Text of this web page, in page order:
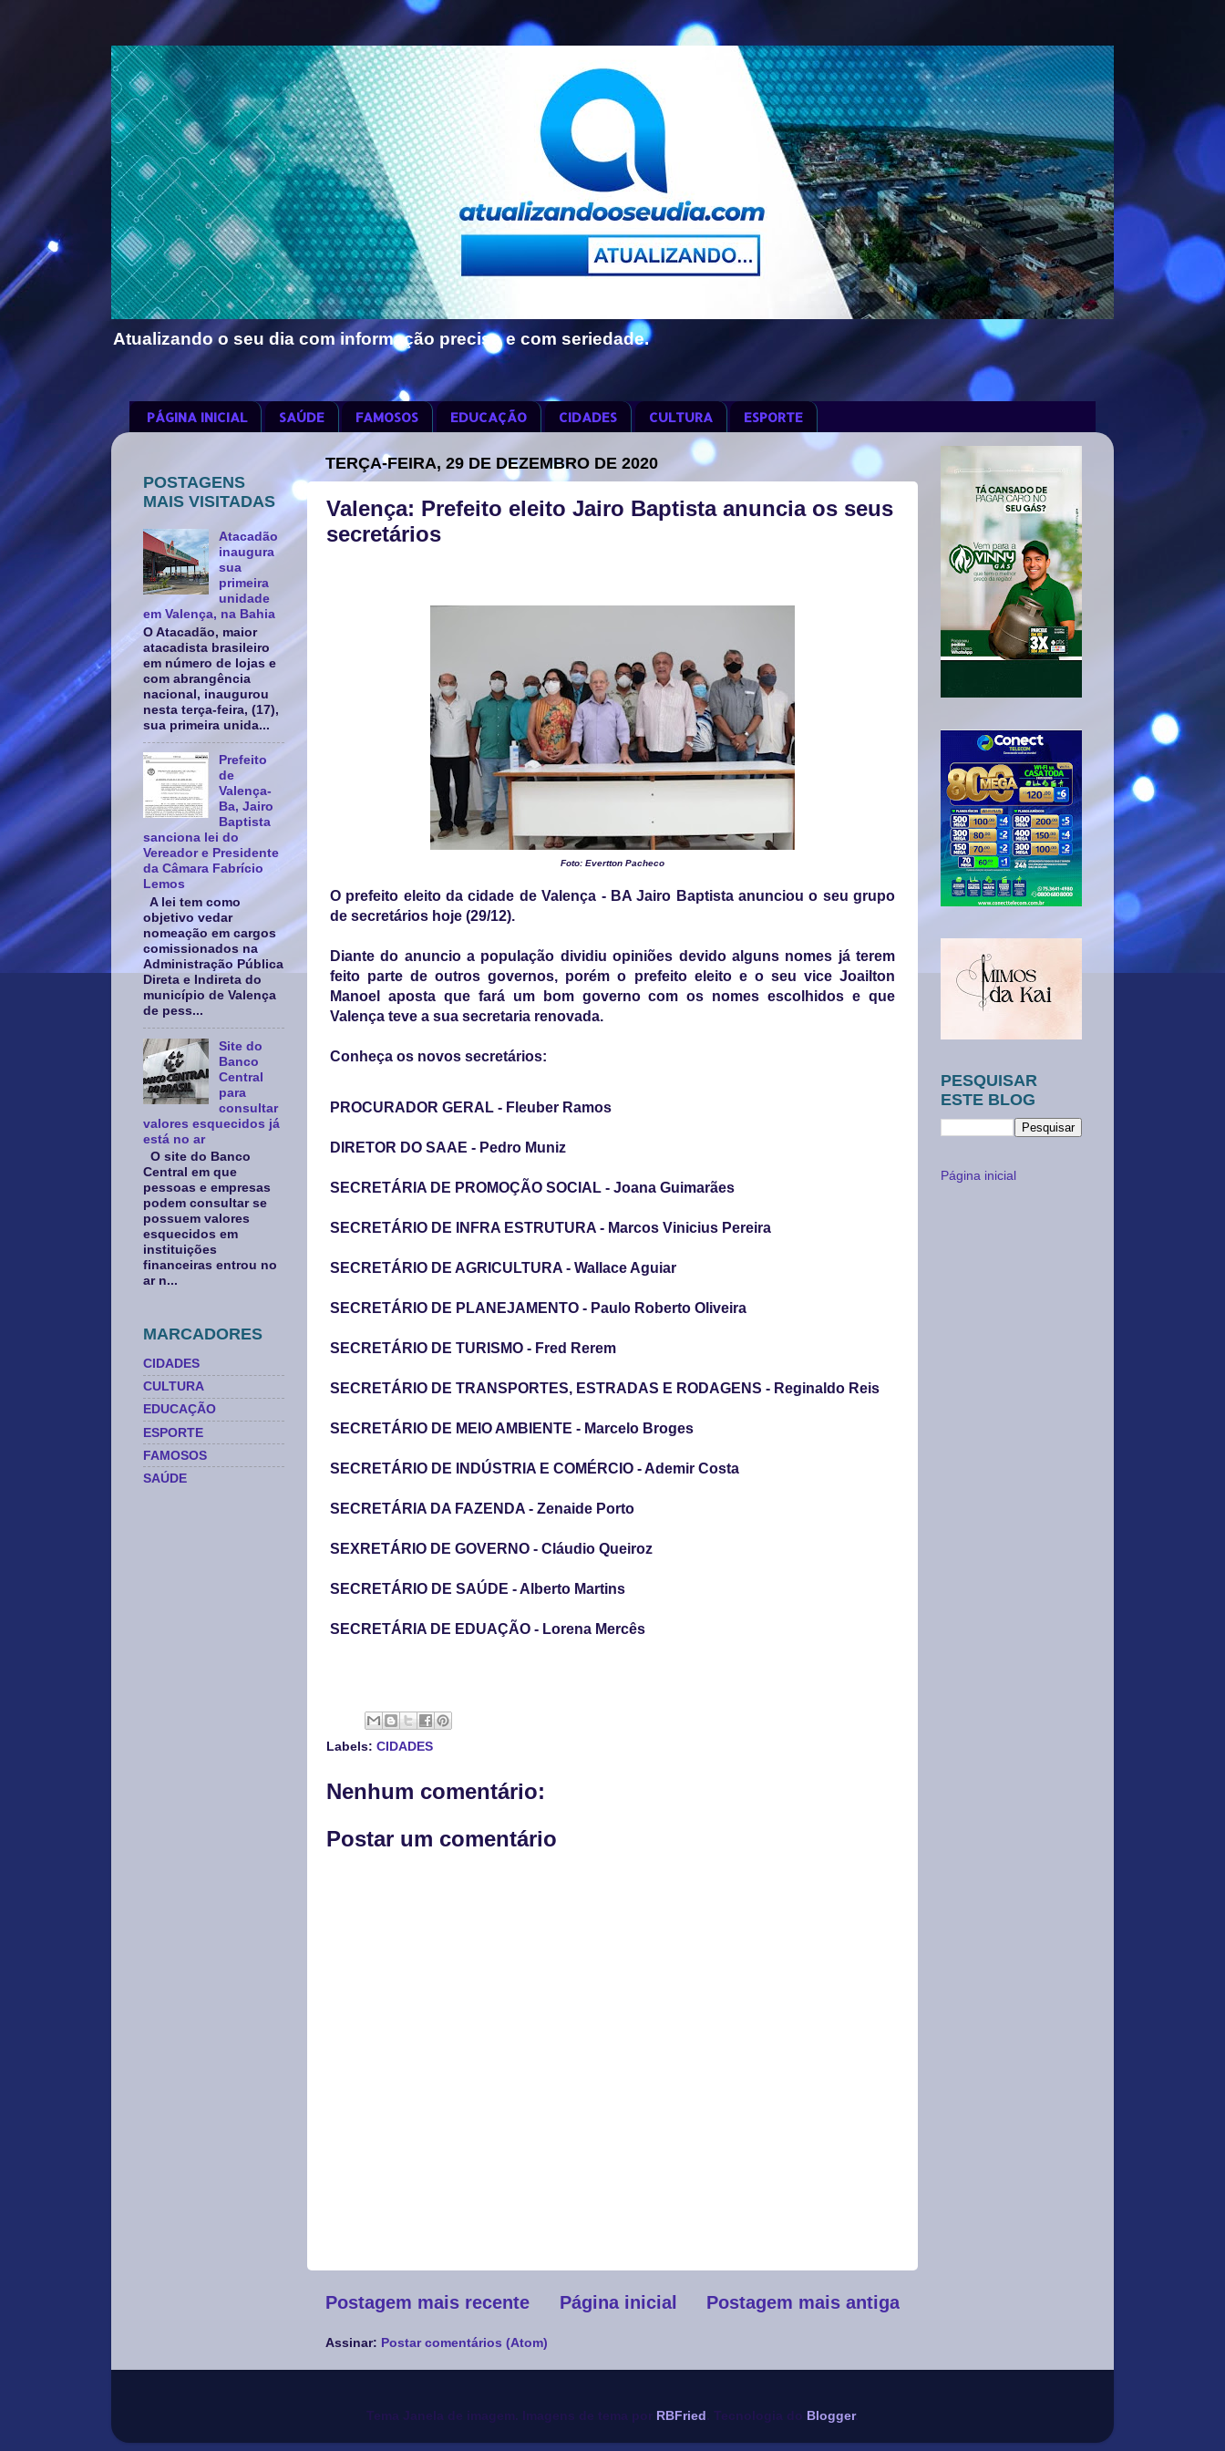
Atualizando o seu dia com informação precisa e com seriedade.
PÁGINA INICIAL SAÚDE FAMOSOS EDUCAÇÃO CIDADES CULTURA ESPORTE
TERÇA-FEIRA, 29 DE DEZEMBRO DE 2020
Valença: Prefeito eleito Jairo Baptista anuncia os seus
secretários
Foto: Evertton Pacheco
O prefeito eleito da cidade de Valença - BA Jairo Baptista anunciou o seu grupo
de secretários hoje (29/12).
Diante do anuncio a população dividiu opiniões devido alguns nomes já terem
feito parte de outros governos, porém o prefeito eleito e o seu vice Joailton
Manoel aposta que fará um bom governo com os nomes escolhidos e que
Valença teve a sua secretaria renovada.
Conheça os novos secretários:
PROCURADOR GERAL - Fleuber Ramos
DIRETOR DO SAAE - Pedro Muniz
SECRETÁRIA DE PROMOÇÃO SOCIAL - Joana Guimarães
SECRETÁRIO DE INFRA ESTRUTURA - Marcos Vinicius Pereira
SECRETÁRIO DE AGRICULTURA - Wallace Aguiar
SECRETÁRIO DE PLANEJAMENTO - Paulo Roberto Oliveira
SECRETÁRIO DE TURISMO - Fred Rerem
SECRETÁRIO DE TRANSPORTES, ESTRADAS E RODAGENS - Reginaldo Reis
SECRETÁRIO DE MEIO AMBIENTE - Marcelo Broges
SECRETÁRIO DE INDÚSTRIA E COMÉRCIO - Ademir Costa
SECRETÁRIA DA FAZENDA - Zenaide Porto
SEXRETÁRIO DE GOVERNO - Cláudio Queiroz
SECRETÁRIO DE SAÚDE - Alberto Martins
SECRETÁRIA DE EDUAÇÃO - Lorena Mercês
Labels: CIDADES
Nenhum comentário:
Postar um comentário
Postagem mais recente Postagem mais antiga
Página inicial
Assinar: Postar comentários (Atom)
POSTAGENS
MAIS VISITADAS
Atacadão
inaugura
sua
primeira
unidade
em Valença, na Bahia
O Atacadão, maior
atacadista brasileiro
em número de lojas e
com abrangência
nacional, inaugurou
nesta terça-feira, (17),
sua primeira unida...
Prefeito
de
Valença-
Ba, Jairo
Baptista
sanciona lei do
Vereador e Presidente
da Câmara Fabrício
Lemos
A lei tem como
objetivo vedar
nomeação em cargos
comissionados na
Administração Pública
Direta e Indireta do
município de Valença
de pess...
Site do
Banco
Central
para
consultar
valores esquecidos já
está no ar
O site do Banco
Central em que
pessoas e empresas
podem consultar se
possuem valores
esquecidos em
instituições
financeiras entrou no
ar n...
MARCADORES
CIDADES
CULTURA
EDUCAÇÃO
ESPORTE
FAMOSOS
SAÚDE
PESQUISAR
ESTE BLOG
Página inicial
Tema Janela de imagem. Imagens de tema por RBFried. Tecnologia do Blogger.